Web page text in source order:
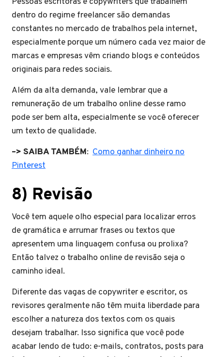
dentro do regime freelancer são demandas
constantes no mercado de trabalhos pela internet,
especialmente porque um número cada vez maior de
marcas e empresas vêm criando blogs e conteúdos
originais para redes sociais.
Além da alta demanda, vale lembrar que a
remuneração de um trabalho online desse ramo
pode ser bem alta, especialmente se você oferecer
um texto de qualidade.
–> SAIBA TAMBÉM: Como ganhar dinheiro no
Pinterest
8) Revisão
Você tem aquele olho especial para localizar erros
de gramática e arrumar frases ou textos que
apresentem uma linguagem confusa ou prolixa?
Então talvez o trabalho online de revisão seja o
caminho ideal.
Diferente das vagas de copywriter e escritor, os
revisores geralmente não têm muita liberdade para
escolher a natureza dos textos com os quais
desejam trabalhar. Isso significa que você pode
acabar lendo de tudo: e-mails, contratos, posts para